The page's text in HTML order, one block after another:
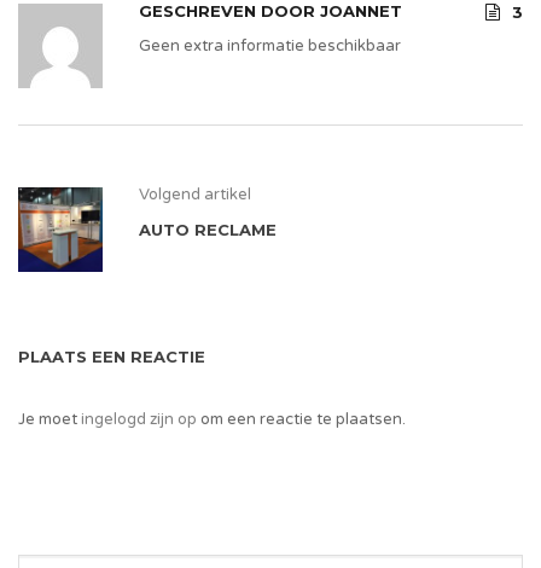
GESCHREVEN DOOR JOANNET
3
Geen extra informatie beschikbaar
Volgend artikel
AUTO RECLAME
PLAATS EEN REACTIE
Je moetingelogd zijn op om een reactie te plaatsen.